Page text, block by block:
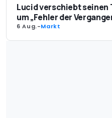
Lucid verschiebt seinen
um „Fehler der
6 Aug.-Markt